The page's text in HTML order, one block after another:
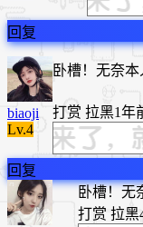
回复
biaoji
Lv.4
卧槽！无奈本
打赏 拉黑1年
回复
卧槽！无
打赏 拉黑